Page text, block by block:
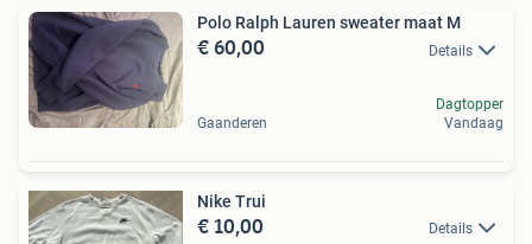
Polo Ralph Lauren sweater maat M
€ 60,00 Details
Gaanderen
Dagtopper
Vandaag
Nike Trui
€ 10,00 Details